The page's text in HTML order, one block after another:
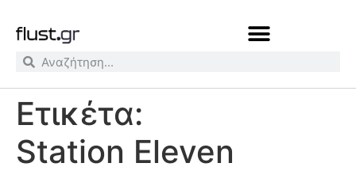
Ετικέτα:
Station Eleven